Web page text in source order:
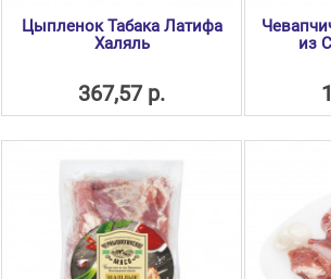
Цыпленок Табака Латифа
Халяль
367,57 р.
из